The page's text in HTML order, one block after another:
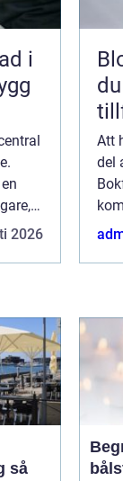
i
2026
Att
del
bålsta så